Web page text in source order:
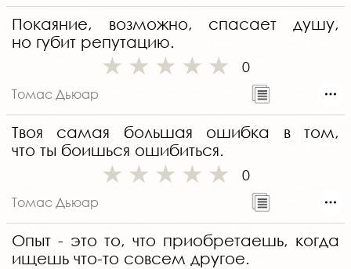
Покаяние, возможно, спасает душу,
но губит репутацию.
0
Томас Дьюар
Твоя самая большая ошибка в том,
что ты боишься ошибиться.
0
Томас Дьюар
Опыт - это то, что приобретаешь, когда
ищешь что-то совсем другое.